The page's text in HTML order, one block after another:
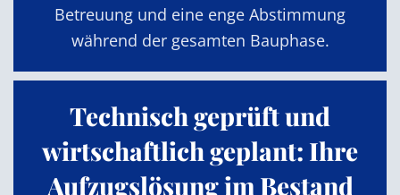
Betreuung und eine enge Abstimmung
während der gesamten Bauphase.
Technisch geprüft und
wirtschaftlich geplant: Ihre
Aufzugslösung im Bestand